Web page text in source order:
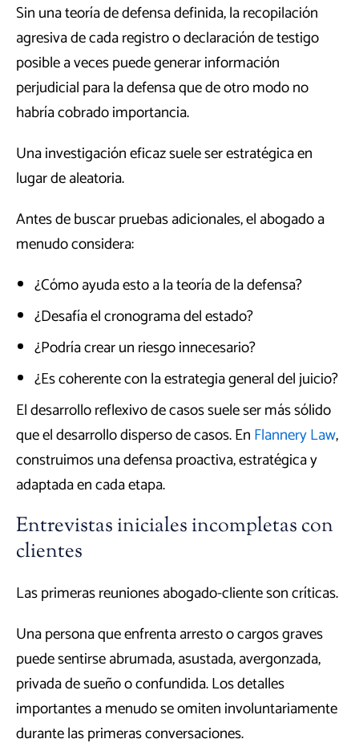
Sin una teoría de defensa definida, la recopilación
agresiva de cada registro o declaración de testigo
posible a veces puede generar información
perjudicial para la defensa que de otro modo no
habría cobrado importancia.
Una investigación eficaz suele ser estratégica en
lugar de aleatoria.
Antes de buscar pruebas adicionales, el abogado a
menudo considera:
¿Cómo ayuda esto a la teoría de la defensa?
¿Desafía el cronograma del estado?
¿Podría crear un riesgo innecesario?
¿Es coherente con la estrategia general del juicio?
El desarrollo reflexivo de casos suele ser más sólido
que el desarrollo disperso de casos. EnFlannery Law,
construimos una defensa proactiva, estratégica y
adaptada en cada etapa.
Entrevistas iniciales incompletas con
clientes
Las primeras reuniones abogado-cliente son críticas.
Una persona que enfrenta arresto o cargos graves
puede sentirse abrumada, asustada, avergonzada,
privada de sueño o confundida. Los detalles
importantes a menudo se omiten involuntariamente
durante las primeras conversaciones.